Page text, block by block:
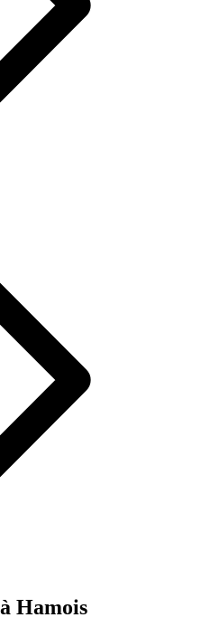
à Hamois